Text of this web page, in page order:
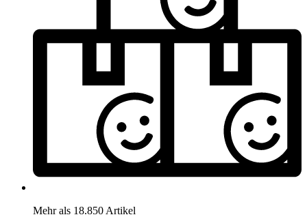
Mehr als 18.850 Artikel